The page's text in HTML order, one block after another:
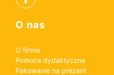
Linki w stopce
O nas
O firmie
Pomoce dydaktyczne
Pakowanie na prezent